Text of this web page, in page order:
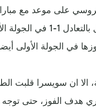
الروسي على موعد مع
الخامسة، بين سويسرا التي
ان سويسرا قلبت
شاكيري هدف الفوز،